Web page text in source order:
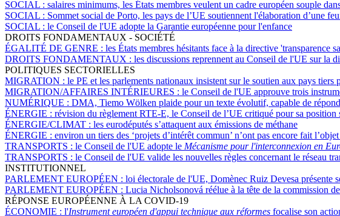
SOCIAL : salaires minimums, les États membres veulent un cadre européen souple
SOCIAL : Sommet social de Porto, les pays de l’UE soutiennent l'élaboration d’une
SOCIAL : le Conseil de l'UE adopte la Garantie européenne pour l'enfance
DROITS FONDAMENTAUX - SOCIÉTÉ
ÉGALITÉ DE GENRE : les États membres hésitants face à la directive 'transparence
DROITS FONDAMENTAUX : les discussions reprennent au Conseil de l'UE sur la
POLITIQUES SECTORIELLES
MIGRATION : le PE et les parlements nationaux insistent sur le soutien aux pays
MIGRATION/AFFAIRES INTÉRIEURES : le Conseil de l'UE approuve trois
NUMÉRIQUE : DMA, Tiemo Wölken plaide pour un texte évolutif, capable de
ÉNERGIE : révision du règlement RTE-E, le Conseil de l’UE critiqué pour sa position
ÉNERGIE/CLIMAT : les eurodéputés s’attaquent aux émissions de méthane
ÉNERGIE : environ un tiers des ‘projets d’intérêt commun’ n’ont pas encore fait
TRANSPORTS : le Conseil de l'UE adopte le Mécanisme pour l'interconnexion en
TRANSPORTS : le Conseil de l'UE valide les nouvelles règles concernant le réseau
INSTITUTIONNEL
PARLEMENT EUROPÉEN : loi électorale de l'UE, Domènec Ruiz Devesa présente
PARLEMENT EUROPÉEN : Lucia Nicholsonová réélue à la tête de la commission
RÉPONSE EUROPÉENNE À LA COVID-19
ÉCONOMIE : l'Instrument européen d'appui technique aux réformes focalise son